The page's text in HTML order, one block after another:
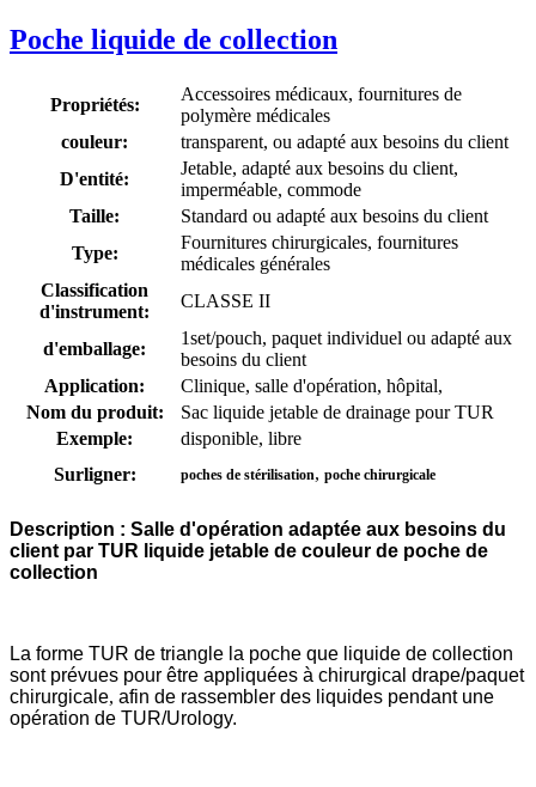
Poche liquide de collection
Propriétés:
Accessoires médicaux, fournitures de
polymère médicales
couleur:
transparent, ou adapté aux besoins du client
D'entité:
Jetable, adapté aux besoins du client,
imperméable, commode
Taille:
Standard ou adapté aux besoins du client
Type:
Fournitures chirurgicales, fournitures
médicales générales
Classification
d'instrument:
CLASSE II
d'emballage:
1set/pouch, paquet individuel ou adapté aux
besoins du client
Application:
Clinique, salle d'opération, hôpital,
Nom du produit:
Sac liquide jetable de drainage pour TUR
Exemple:
disponible, libre
Surligner:
poches de stérilisation, poche chirurgicale
Description : Salle d'opération adaptée aux besoins du
client par TUR liquide jetable de couleur de poche de
collection
La forme TUR de triangle la poche que liquide de collection
sont prévues pour être appliquées à chirurgical drape/paquet
chirurgicale, afin de rassembler des liquides pendant une
opération de TUR/Urology.